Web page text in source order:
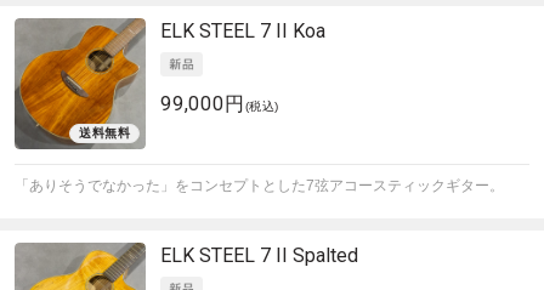
ELK STEEL 7 II Koa
99,000円 (税込)
「ありそうでなかった」をコンセプトとした7弦アコースティックギター。
ELK STEEL 7 II Spalted